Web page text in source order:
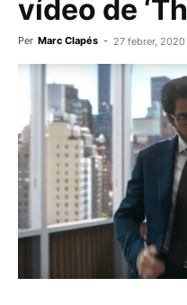
vídeo de
Per Marc Clapés - 27 febrer, 2020